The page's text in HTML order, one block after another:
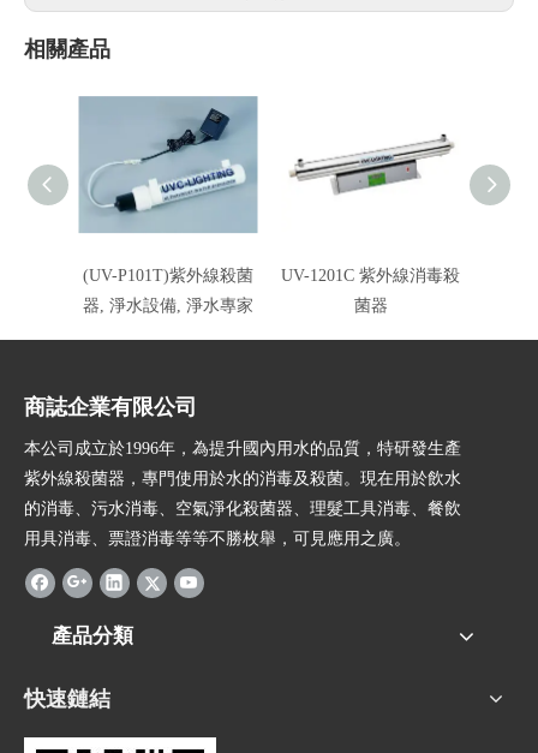
相關產品
(UV-P101T)紫外線殺菌
器, 淨水設備, 淨水專家
UV-1201C 紫外線消毒殺
菌器
商誌企業有限公司
本公司成立於1996年，為提升國內用水的品質，特研發生產
紫外線殺菌器，專門使用於水的消毒及殺菌。現在用於飲水
的消毒、污水消毒、空氣淨化殺菌器、理髮工具消毒、餐飲
用具消毒、票證消毒等等不勝枚舉，可見應用之廣。
產品分類
快速鏈結